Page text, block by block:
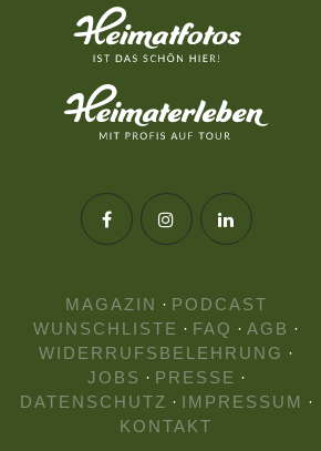
MAGAZIN · PODCAST
WUNSCHLISTE · FAQ · AGB ·
WIDERRUFSBELEHRUNG ·
JOBS · PRESSE ·
DATENSCHUTZ · IMPRESSUM ·
KONTAKT